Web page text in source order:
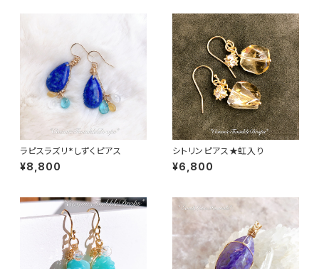
ラピスラズリ*しずくピアス
¥8,800
シトリンピアス★虹入り
¥6,800